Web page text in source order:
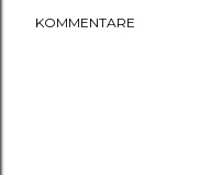
KOMMENTARE